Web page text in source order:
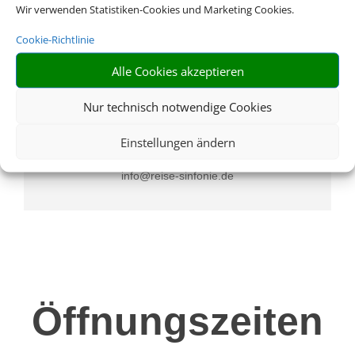
Wir verwenden Statistiken-Cookies und Marketing Cookies.
Cookie-Richtlinie
Alle Cookies akzeptieren
Nur technisch notwendige Cookies
Einstellungen ändern
Schreiben Sie uns eine Email
info@reise-sinfonie.de
Öffnungszeiten